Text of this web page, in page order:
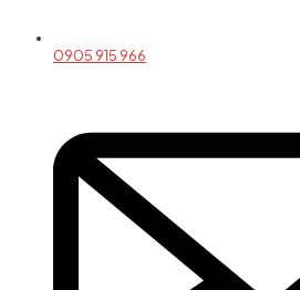
0905 915 966